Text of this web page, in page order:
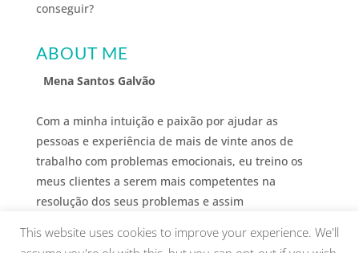
conseguir?
ABOUT ME
Mena Santos Galvão
Com a minha intuição e paixão por ajudar as
pessoas e experiência de mais de vinte anos de
trabalho com problemas emocionais, eu treino os
meus clientes a serem mais competentes na
resolução dos seus problemas e assim
This website uses cookies to improve your experience. We'll